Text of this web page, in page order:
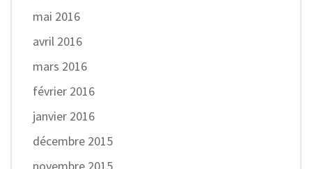
mai 2016
avril 2016
mars 2016
février 2016
janvier 2016
décembre 2015